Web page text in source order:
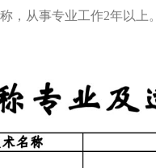
，从事专业工作2年以上。